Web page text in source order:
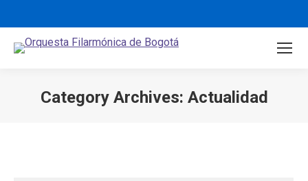
Category Archives: Actualidad